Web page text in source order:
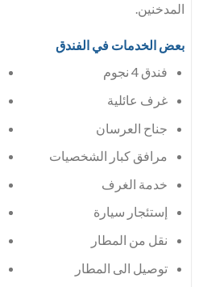
المدخنين.
بعض الخدمات في الفندق
فندق 4 نجوم
غرف عائلية
جناح العرسان
مرافق كبار الشخصيات
خدمة الغرف
إستئجار سيارة
نقل من المطار
توصيل الى المطار